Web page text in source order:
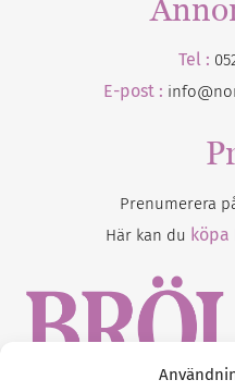
Tel :
E-post :
Prenumerera
Här kan du köpa